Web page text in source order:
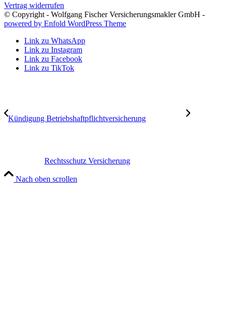
Vertrag widerrufen
© Copyright - Wolfgang Fischer Versicherungsmakler GmbH -
powered by Enfold WordPress Theme
Link zu WhatsApp
Link zu Instagram
Link zu Facebook
Link zu TikTok
Kündigung Betriebshaftpflichtversicherung
Rechtsschutz Versicherung
Nach oben scrollen